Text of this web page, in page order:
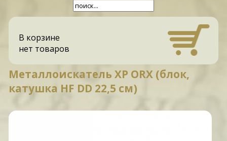
В корзине
нет товаров
Металлоискатель XP ORX (блок,
катушка HF DD 22,5 см)